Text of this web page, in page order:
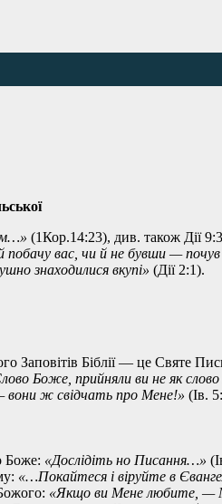
(1Кор.14:23), див. також Дії
вас, чи й не бувши —
знаходилися вкупі» (Дії 2:1).
Заповітів Біблії — це Святе
Боже, прийняли ви не як
ж свідчать про Мене!» (Ів.
Боже: «Дослідіть но Писання…»
«…Покайтеся і віруйте в
«Якщо ви Мене любите, —